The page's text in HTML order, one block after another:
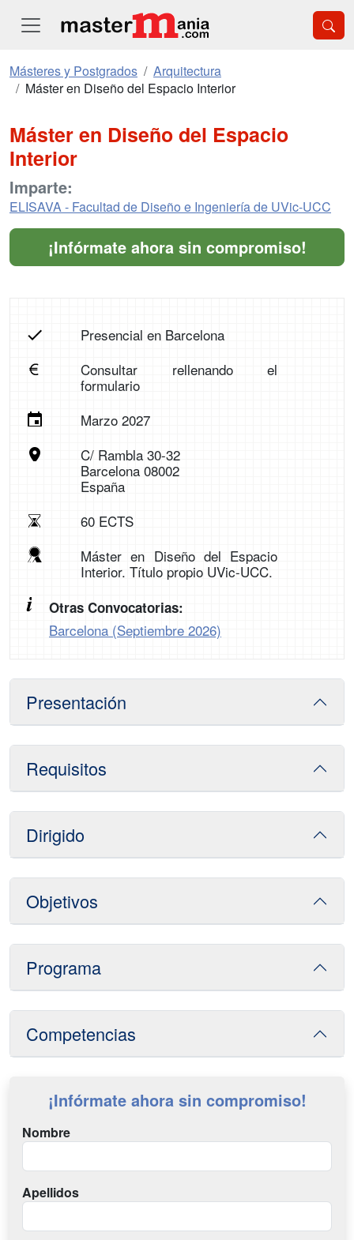
Másteres y Postgrados
Arquitectura
Máster en Diseño del Espacio Interior
Máster en Diseño del Espacio
Interior
Imparte:
ELISAVA - Facultad de Diseño e Ingeniería de UVic-UCC
¡Infórmate ahora sin compromiso!
Presencial en Barcelona
Consultar rellenando el
formulario
Marzo 2027
C/ Rambla 30-32
Barcelona 08002
España
60 ECTS
Máster en Diseño del Espacio
Interior. Título propio UVic-UCC.
Otras Convocatorias:
Barcelona (Septiembre 2026)
Presentación
Requisitos
Dirigido
Objetivos
Programa
Competencias
¡Infórmate ahora sin compromiso!
Nombre
Apellidos